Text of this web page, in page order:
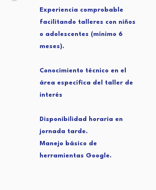
Experiencia comprobable
facilitando talleres con niños
o adolescentes (mínimo 6
meses).
Conocimiento técnico en el
área específica del taller de
interés
Disponibilidad horaria en
jornada tarde.
Manejo básico de
herramientas Google.